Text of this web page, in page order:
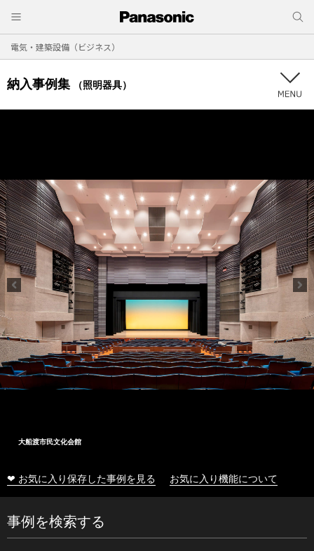
電気・建築設備（ビジネス）
納入事例集 （照明器具）
大船渡市民文化会館
❤ お気に入り保存した事例を見る お気に入り機能について
事例を検索する